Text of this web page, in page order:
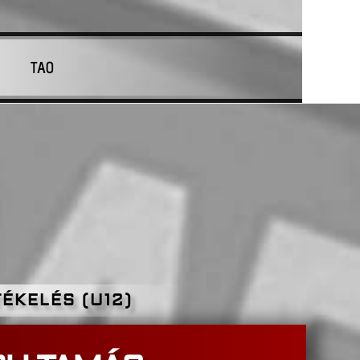
TAO
(U12)